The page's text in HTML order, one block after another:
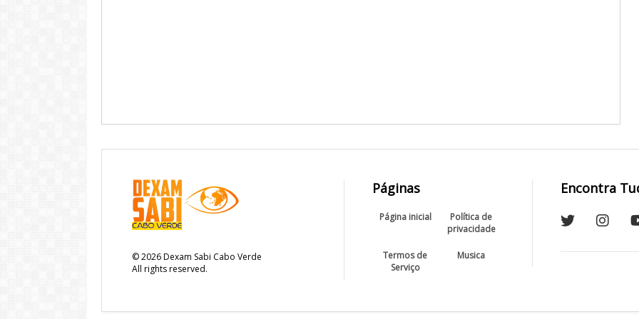
©2026Dexam Sabi Cabo Verde
All rights reserved.
Páginas
Página inicial
Política de
privacidade
Termos de
Serviço
Musica
Encontra